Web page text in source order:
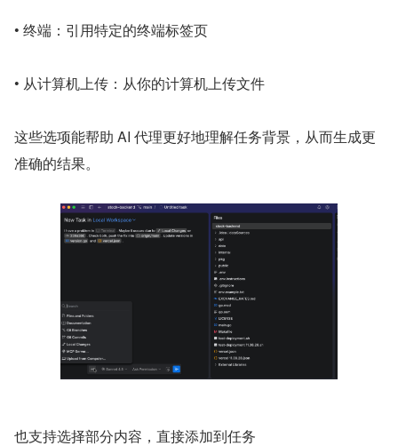
• 终端：引用特定的终端标签页
• 从计算机上传：从你的计算机上传文件
这些选项能帮助 AI 代理更好地理解任务背景，从而生成更
准确的结果。
也支持选择部分内容，直接添加到任务